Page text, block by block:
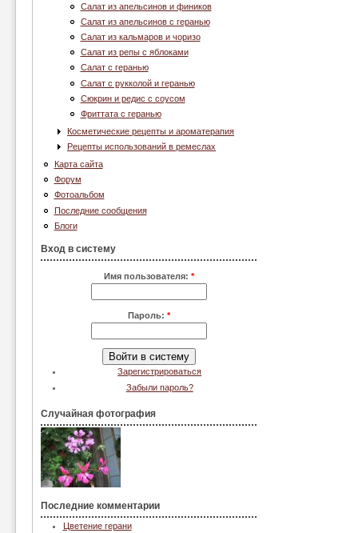
Салат из апельсинов и фиников
Салат из апельсинов с геранью
Салат из кальмаров и чоризо
Салат из репы с яблоками
Салат с геранью
Салат с рукколой и геранью
Сюкрин и редис с соусом
Фриттата с геранью
Косметические рецепты и ароматерапия
Рецепты использований в ремеслах
Карта сайта
Форум
Фотоальбом
Последние сообщения
Блоги
Вход в систему
Имя пользователя: *
Пароль: *
Зарегистрироваться
Забыли пароль?
Случайная фотография
Последние комментарии
Цветение герани